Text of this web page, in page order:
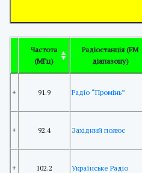
Частота
(МГц)
Радіостанція (FM
діапазону)
+ 91.9 Радіо “Промінь”
+ 92.4 Західний полюс
+ 102.2 Українське Радіо